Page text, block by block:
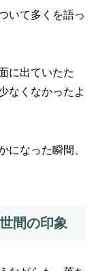
いて多くを語っ
に出ていたた
なくなかったよ
になった瞬間、
間の印象